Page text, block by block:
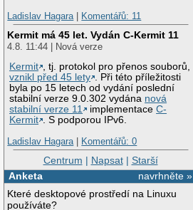
Ladislav Hagara| Komentářů: 11
Kermit má 45 let. Vydán C-Kermit 11
4.8. 11:44 | Nová verze
Kermit , tj. protokol pro přenos souborů,
vznikl před 45 lety . Při této příležitosti
byla po 15 letech od vydání poslední
stabilní verze 9.0.302 vydána nová
stabilní verze 11
implementaceC-
Kermit . S podporou IPv6.
Ladislav Hagara| Komentářů: 0
Centrum | Napsat| Starší
navrhněte »
Anketa
Které desktopové prostředí na Linuxu
používáte?